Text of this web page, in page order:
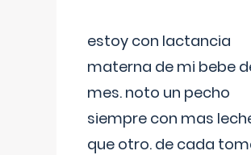
estoy con lactancia
materna de mi bebe
mes. noto un pecho
siempre con mas
que otro. de cada